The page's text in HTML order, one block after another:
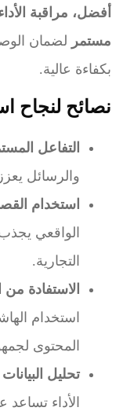
أفضل، مراقبة
مستمر لضمان
بكفاءة عالية.
نصائح لنجاح
التفاعل
والرسائل
استخدام
الواقعي يجذب
التجارية.
الاستفادة من
استخدام
المحتوى
تحليل
الأداء